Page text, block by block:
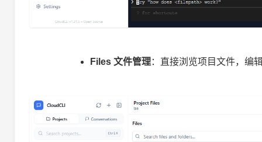
Files 文件管理：直接浏览项目文件，编